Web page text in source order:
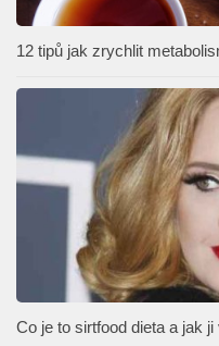
12 tipů jak zrychlit
Co je to sirtfood dieta a jak